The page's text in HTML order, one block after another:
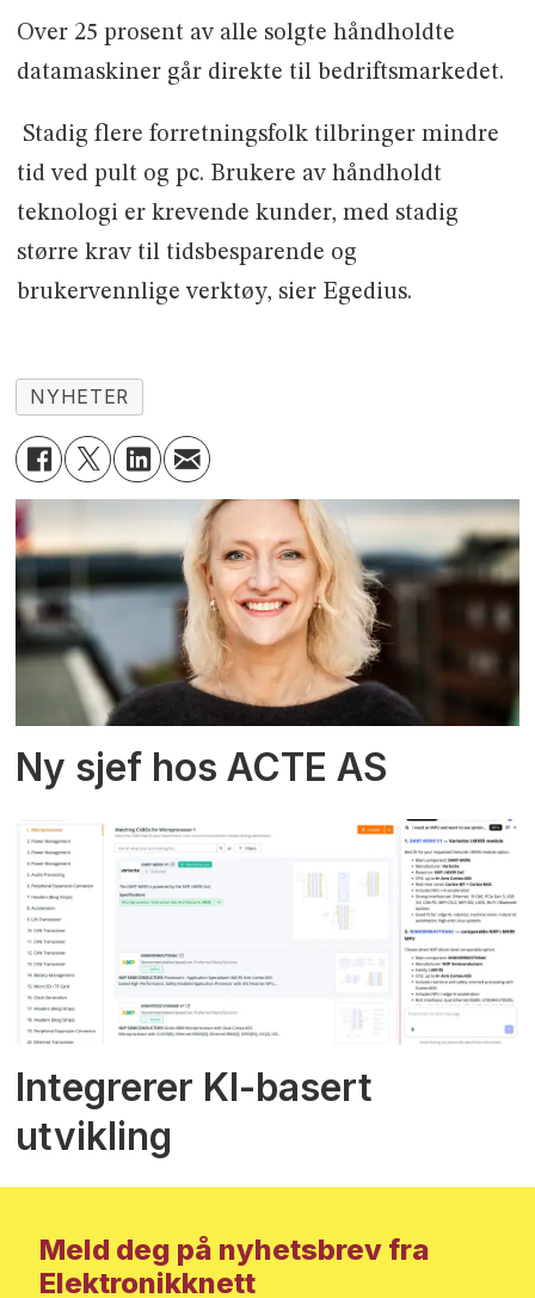
Over 25 prosent av alle solgte håndholdte
datamaskiner går direkte til bedriftsmarkedet.
 Stadig flere forretningsfolk tilbringer mindre
tid ved pult og pc. Brukere av håndholdt
teknologi er krevende kunder, med stadig
større krav til tidsbesparende og
brukervennlige verktøy, sier Egedius.
NYHETER
Ny sjef hos ACTE AS
Integrerer KI-basert
utvikling
Meld deg på nyhetsbrev fra
Elektronikknett